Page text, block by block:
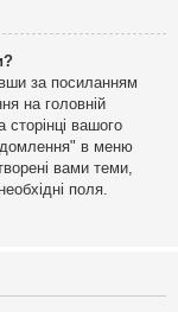
за посиланням
на головній
сторінці вашого
в меню
вами теми,
поля.